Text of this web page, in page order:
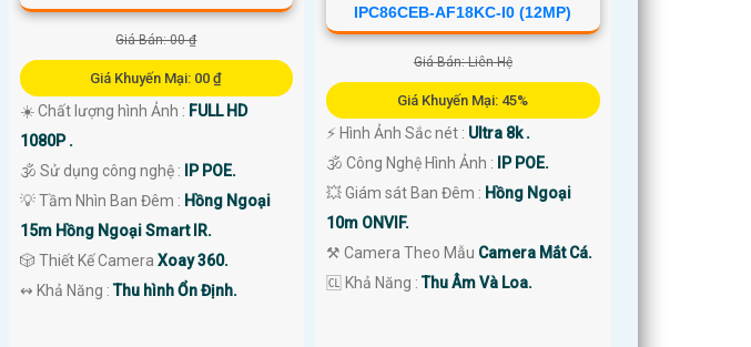
Giá Bán: 00 ₫
Giá Khuyến Mại: 00 ₫
☀️ Chất lượng hình Ảnh : FULL HD
1080P .
🕉️ Sử dụng công nghệ :
IP POE.
💡 Tầm Nhìn Ban Đêm : Hồng Ngoại
15m Hồng Ngoại Smart IR.
🎲 Thiết Kế Camera Xoay 360.
️↭ Khả Năng :Thu hình Ổn Định.
IPC86CEB-AF18KC-I0 (12MP)
Giá Bán: Liên Hệ
Giá Khuyến Mại: 45%
️⚡ Hình Ảnh Sắc nét : Ultra 8k .
🕉️ Công Nghệ Hình Ảnh :
IP POE.
💥 Giám sát Ban Đêm : Hồng Ngoại
10m ONVIF.
⚒ Camera Theo Mẫu Camera Mắt Cá.
️🆑 Khả Năng :Thu Âm Và Loa.